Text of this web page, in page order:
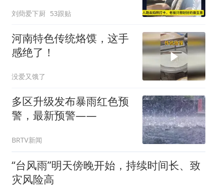
刘蕳爱下厨 53跟贴
河南特色传统烙馍，这手
感绝了！
没爱又饿了
多区升级发布暴雨红色预
警，最新预警——
BRTV新闻
“台风雨”明天傍晚开始，持续时间长、致
灾风险高